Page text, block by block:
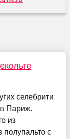
селебрити
Париж.
из
полупальто с